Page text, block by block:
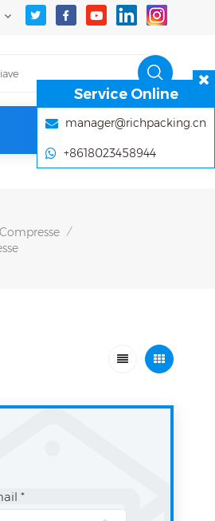
/
*
Service Online
manager@richpacking.cn
+8618023458944